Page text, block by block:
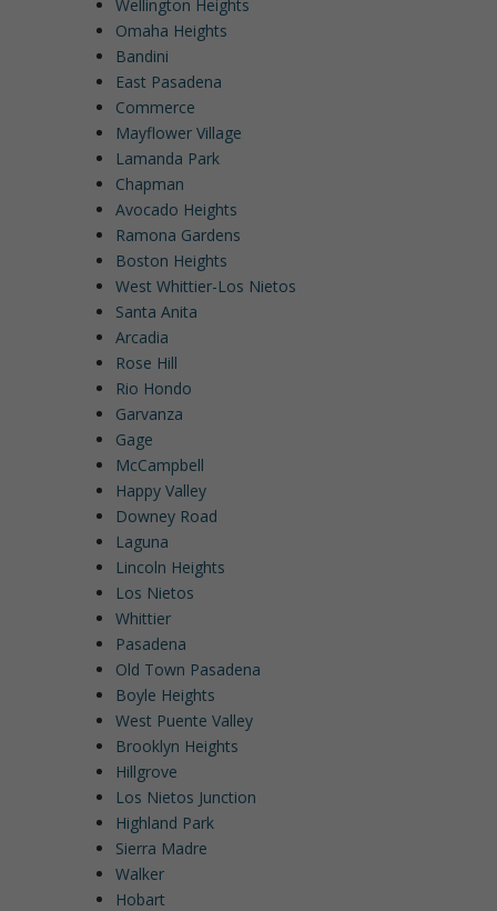
Wellington Heights
Omaha Heights
Bandini
East Pasadena
Commerce
Mayflower Village
Lamanda Park
Chapman
Avocado Heights
Ramona Gardens
Boston Heights
West Whittier-Los Nietos
Santa Anita
Arcadia
Rose Hill
Rio Hondo
Garvanza
Gage
McCampbell
Happy Valley
Downey Road
Laguna
Lincoln Heights
Los Nietos
Whittier
Pasadena
Old Town Pasadena
Boyle Heights
West Puente Valley
Brooklyn Heights
Hillgrove
Los Nietos Junction
Highland Park
Sierra Madre
Walker
Hobart